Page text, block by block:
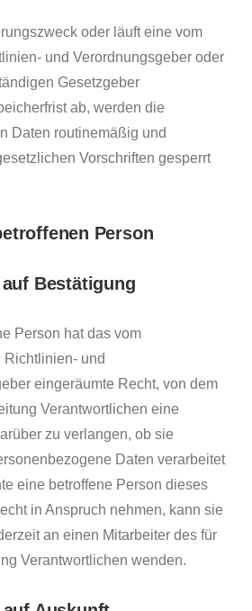
oder läuft eine vom
und Verordnungsgeber oder
Gesetzgeber
ab, werden die
Daten routinemäßig und
Vorschriften gesperrt
Person
Bestätigung
Person hat das vom
Richtlinien- und
eingeräumte Recht, von dem
Verantwortlichen eine
zu verlangen, ob sie
Daten verarbeitet
eine betroffene Person dieses
in Anspruch nehmen, kann sie
an einen Mitarbeiter des für
Verantwortlichen wenden.